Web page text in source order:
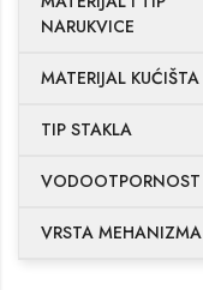
NARUKVICE
MATERIJAL KUĆIŠTA
TIP STAKLA
VODOOTPORNOST
VRSTA MEHANIZMA